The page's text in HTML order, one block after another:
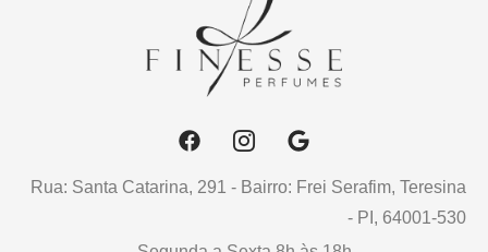
Rua: Santa Catarina, 291 - Bairro: Frei Serafim, Teresina
- PI, 64001-530